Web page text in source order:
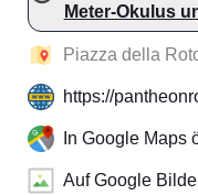
Meter-Okulus
Piazza della
https://
In Google Maps
Auf Google